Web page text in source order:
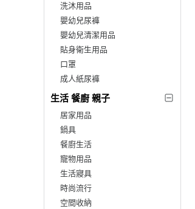
洗沐用品
嬰幼兒尿褲
嬰幼兒清潔用品
貼身衛生用品
口罩
成人紙尿褲
生活 餐廚 親子
居家用品
鍋具
餐廚生活
寵物用品
生活寢具
時尚流行
空間收納